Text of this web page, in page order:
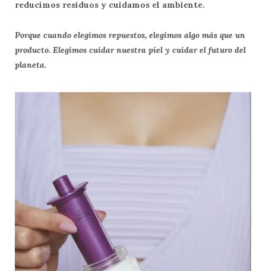
reducimos residuos y cuidamos el ambiente.
Porque cuando elegimos repuestos, elegimos algo más que un
producto. Elegimos cuidar nuestra piel y cuidar el futuro del
planeta.